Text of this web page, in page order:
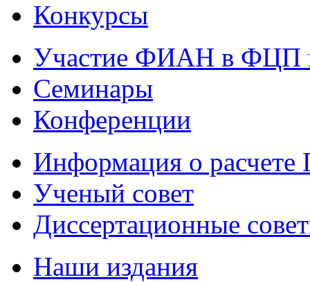
Конкурсы
Участие ФИАН в ФЦП
Семинары
Конференции
Информация о
Ученый совет
Диссертационные
Наши издания